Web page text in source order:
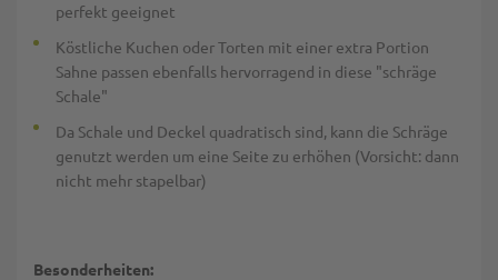
perfekt geeignet
Köstliche Kuchen oder Torten mit einer extra Portion
Sahne passen ebenfalls hervorragend in diese "schräge
Schale"
Da Schale und Deckel quadratisch sind, kann die Schräge
genutzt werden um eine Seite zu erhöhen (Vorsicht: dann
nicht mehr stapelbar)
Besonderheiten: